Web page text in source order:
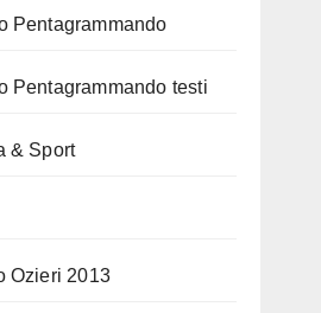
Pentagrammando
Pentagrammando testi
& Sport
Ozieri 2013